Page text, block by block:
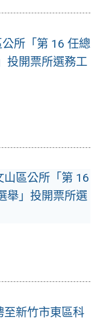
所「第 16 任總
投開票所選務工
區公所「第 16
舉」投開票所選
至新竹市東區科